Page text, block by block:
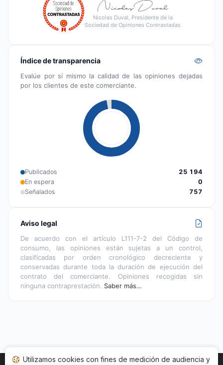
Nicolas Duval, Presidente de la
Sociedad de Opiniones Contrastadas
Índice de transparencia
Evalúe por sí mismo la calidad de las opiniones dejadas
por los clientes de este comerciante.
Publicados
25 194
En espera
0
Señalados
757
Aviso legal
De acuerdo con el artículo L111-7-2 del Código de
consumo, las opiniones están sujetas a un control,
clasificadas por orden cronológico decreciente y
conservadas durante toda la duración de ejecución del
contrato del comerciante. Opiniones recogidas sin
ninguna contraprestación. Saber más…
Utilizamos cookies con fines de medición de audiencia y